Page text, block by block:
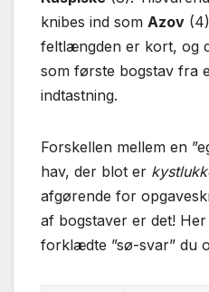
knibes ind som Azov
feltlængden er kort, og
som første bogstav fra
indtastning.
Forskellen mellem en
hav, der blot er
afgørende for
af bogstaver er det!
forklædte ”sø-svar” du